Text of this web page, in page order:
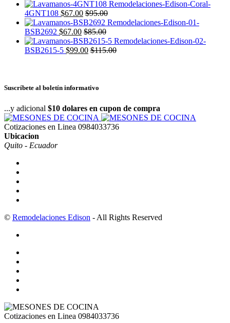
4GNT108 $67.00 $95.00
BSB2692 $67.00 $85.00
BSB2615-5 $99.00 $115.00
Suscríbete al boletín informativo
...y adicional $10 dolares en cupon de compra
Cotizaciones en Linea 0984033736
Ubicacion
Quito - Ecuador
© Remodelaciones Edison - All Rights Reserved
Cotizaciones en Linea 0984033736